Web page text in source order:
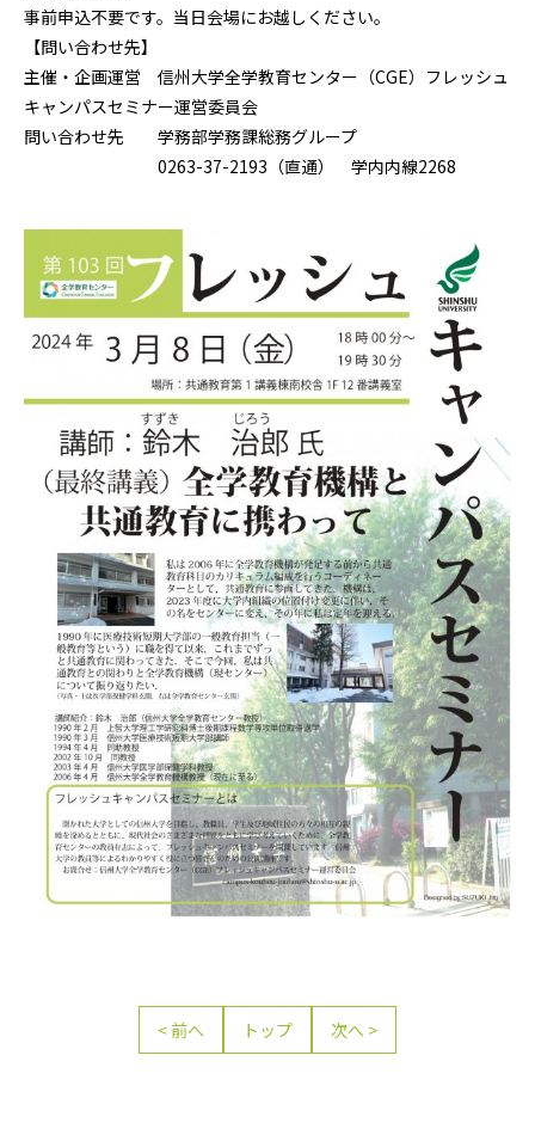
事前申込不要です。当日会場にお越しください。
【問い合わせ先】
主催・企画運営 信州大学全学教育センター（CGE）フレッシュ
キャンパスセミナー運営委員会
問い合わせ先 学務部学務課総務グループ
0263-37-2193（直通） 学内内線2268
前へ トップ 次へ